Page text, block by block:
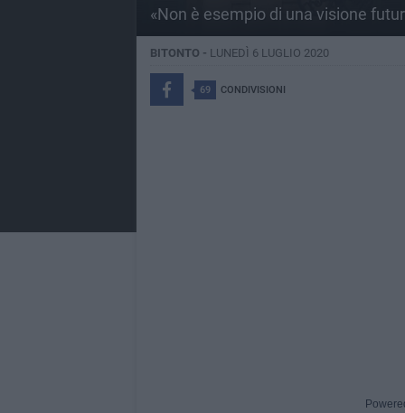
«Non è esempio di una visione
BITONTO - LUNEDÌ 6 LUGLIO 2020
69 CONDIVISIONI